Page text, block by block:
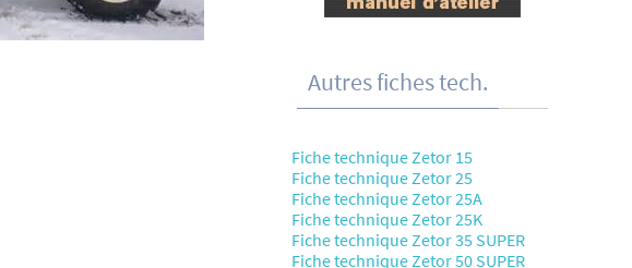
Autres fiches tech.
Fiche technique Zetor 15
Fiche technique Zetor 25
Fiche technique Zetor 25A
Fiche technique Zetor 25K
Fiche technique Zetor 35 SUPER
Fiche technique Zetor 50 SUPER